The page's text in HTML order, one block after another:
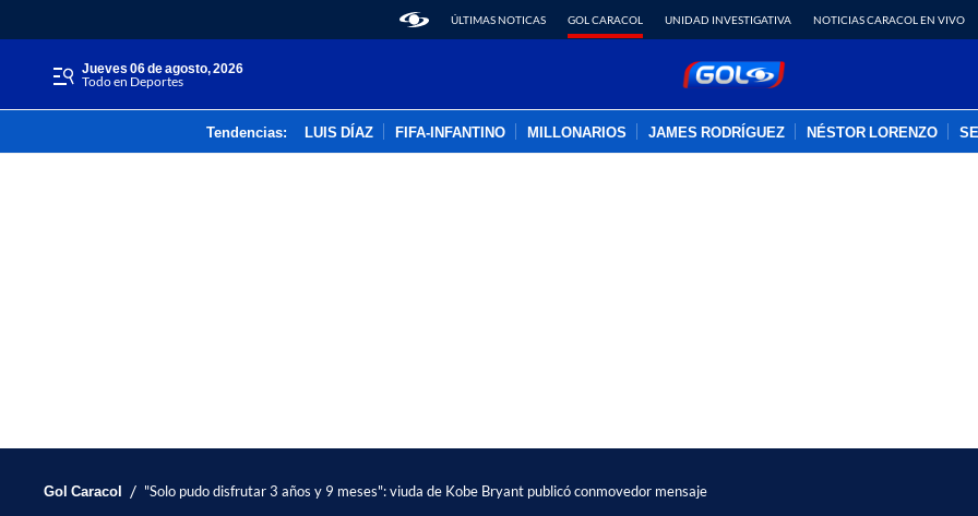
ÚLTIMAS NOTICAS GOL CARACOL UNIDAD INVESTIGATIVA NOTICIAS CARACOL EN VIVO
jueves 06 de agosto, 2026
Todo en Deportes
Tendencias: LUIS DÍAZ FIFA-INFANTINO MILLONARIOS JAMES RODRÍGUEZ NÉSTOR LORENZO
Gol Caracol / "Solo pudo disfrutar 3 años y 9 meses": viuda de Kobe Bryant publicó conmovedor mensaje